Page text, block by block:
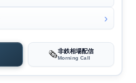
🗞️非鉄相場配信
Morning Call